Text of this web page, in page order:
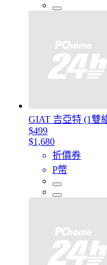
GIAT 吉亞特 (1雙
$499
$1,680
折價券
P幣